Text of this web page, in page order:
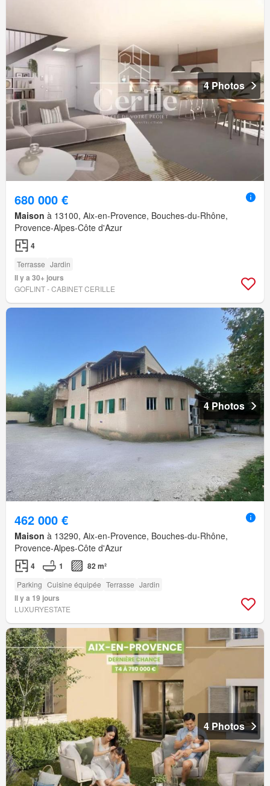
4 Photos
680 000 €
Maison à 13100, Aix-en-Provence, Bouches-du-Rhône,
Provence-Alpes-Côte d'Azur
4
Terrasse Jardin
Il y a 30+ jours
GOFLINT - CABINET CERILLE
4 Photos
462 000 €
Maison à 13290, Aix-en-Provence, Bouches-du-Rhône,
Provence-Alpes-Côte d'Azur
4 1 82 m²
Parking Cuisine équipée Terrasse Jardin
Il y a 19 jours
LUXURYESTATE
4 Photos